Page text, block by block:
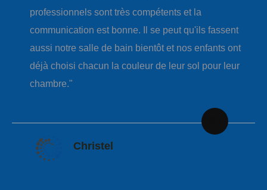
professionnels sont très compétents et la
communication est bonne. Il se peut qu'ils fassent
aussi notre salle de bain bientôt et nos enfants ont
déjà choisi chacun la couleur de leur sol pour leur
chambre."
Christel